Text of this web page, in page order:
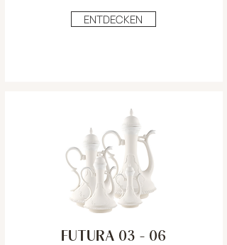
ENTDECKEN
FUTURA 03 - 06